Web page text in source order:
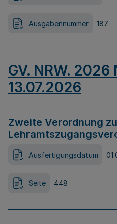
Ausgabennummer 187
GV. NRW. 2026
13.07.2026
Zweite Verordnung
Ausfertigungsdatum
Seite 448